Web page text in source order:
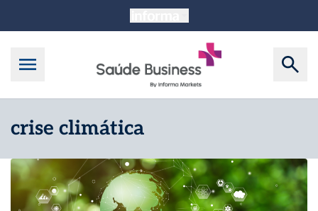
crise climática